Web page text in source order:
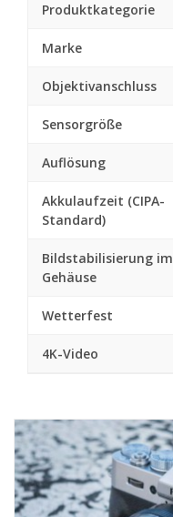
Produktkategorie
Marke
Objektivanschluss
Sensorgröße
Auflösung
Akkulaufzeit (CIPA-
Standard)
Bildstabilisierung im
Gehäuse
Wetterfest
4K-Video